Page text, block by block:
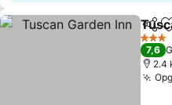
Del
3
7,6
2.4